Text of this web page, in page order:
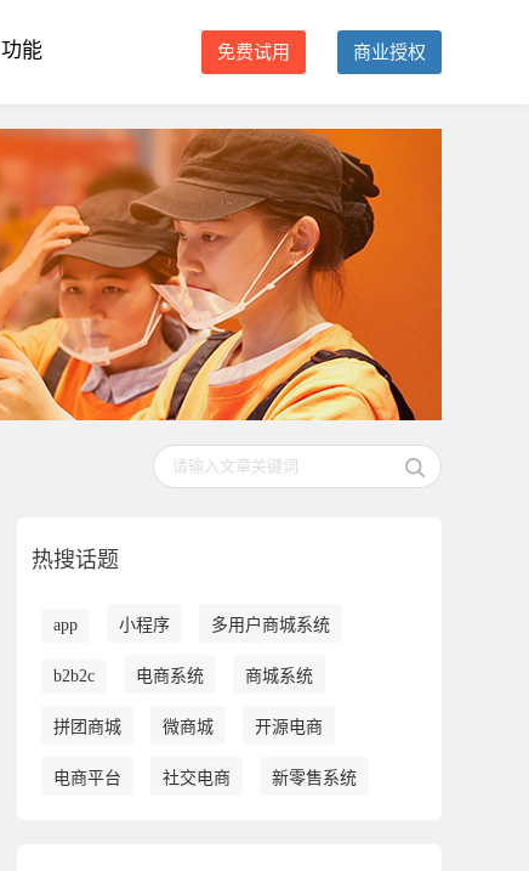
功能 免费试用 商业授权
热搜话题
app 小程序 多用户商城系统
b2b2c 电商系统 商城系统
拼团商城 微商城 开源电商
电商平台 社交电商 新零售系统